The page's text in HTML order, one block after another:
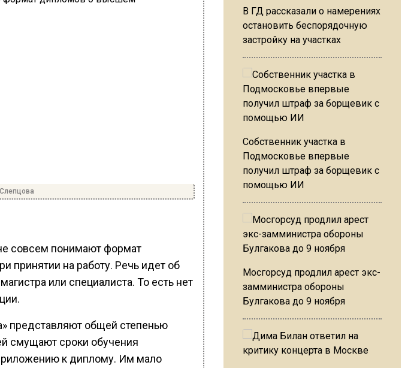
совсем понимают формат
принятии на работу. Речь идет об
или специалиста. То есть нет
представляют общей степенью
смущают сроки обучения
к диплому. Им мало
В ГД рассказали о намерениях
остановить беспорядочную
застройку на участках
Собственник участка в
Подмосковье впервые
получил штраф за борщевик с
помощью ИИ
Мосгорсуд продлил арест экс-
замминистра обороны
Булгакова до 9 ноября